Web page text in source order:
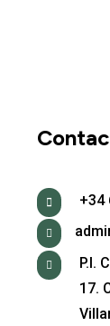
 +34


P.I.
17.